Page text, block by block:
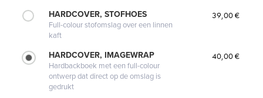
HARDCOVER, STOFHOES
Full-colour stofomslag over een linnen
kaft
39,00 €
HARDCOVER, IMAGEWRAP
Hardbackboek met een full-colour
ontwerp dat direct op de omslag is
gedrukt
40,00 €